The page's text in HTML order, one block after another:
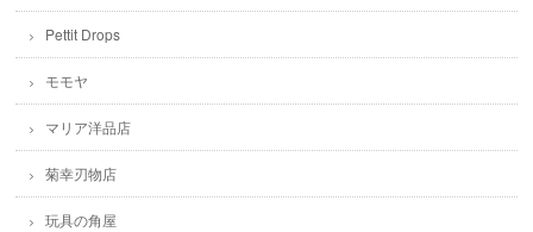
Pettit Drops
モモヤ
マリア洋品店
菊幸刃物店
玩具の角屋